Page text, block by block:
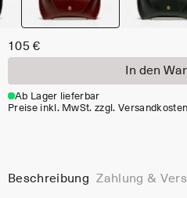
105 €
In den
Ab Lager lieferbar
Preise inkl. MwSt. zzgl. Versandkosten
Beschreibung Zahlung &